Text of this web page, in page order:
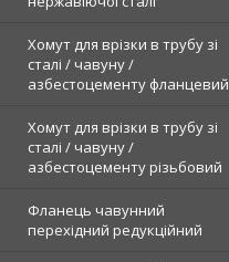
Хомут для врізки в трубу зі
сталі / чавуну /
азбестоцементу фланцевий
Хомут для врізки в трубу зі
сталі / чавуну /
азбестоцементу різьбовий
Фланець чавунний
перехідний редукційний